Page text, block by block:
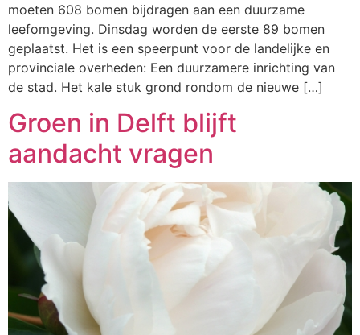
moeten 608 bomen bijdragen aan een duurzame
leefomgeving. Dinsdag worden de eerste 89 bomen
geplaatst. Het is een speerpunt voor de landelijke en
provinciale overheden: Een duurzamere inrichting van
de stad. Het kale stuk grond rondom de nieuwe […]
Groen in Delft blijft
aandacht vragen